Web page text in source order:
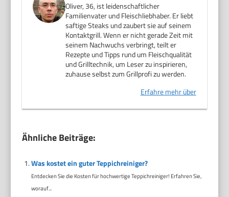
Oliver, 36, ist leidenschaftlicher
Familienvater und Fleischliebhaber. Er liebt
saftige Steaks und zaubert sie auf seinem
Kontaktgrill. Wenn er nicht gerade Zeit mit
seinem Nachwuchs verbringt, teilt er
Rezepte und Tipps rund um Fleischqualität
und Grilltechnik, um Leser zu inspirieren,
zuhause selbst zum Grillprofi zu werden.
Erfahre mehr über
Ähnliche Beiträge:
Was kostet ein guter Teppichreiniger?
Entdecken Sie die Kosten für hochwertige Teppichreiniger! Erfahren Sie,
worauf...